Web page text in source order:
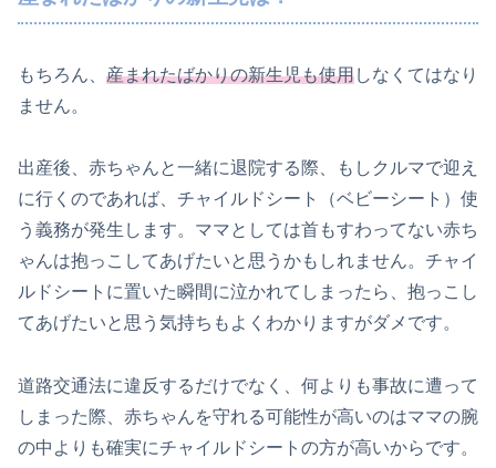
もちろん、 産まれたばかりの新生児も使用しなくてはなり
ません。
出産後、赤ちゃんと一緒に退院する際、もしクルマで迎え
に行くのであれば、チャイルドシート（ベビーシート）使
う義務が発生します。ママとしては首もすわってない赤ち
ゃんは抱っこしてあげたいと思うかもしれません。チャイ
ルドシートに置いた瞬間に泣かれてしまったら、抱っこし
てあげたいと思う気持ちもよくわかりますがダメです。
道路交通法に違反するだけでなく、何よりも事故に遭って
しまった際、赤ちゃんを守れる可能性が高いのはママの腕
の中よりも確実にチャイルドシートの方が高いからです。